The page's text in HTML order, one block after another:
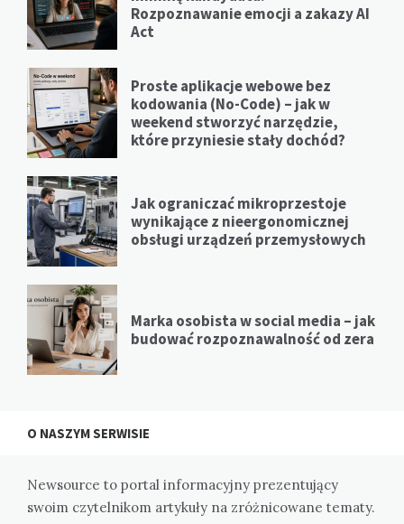
Rozpoznawanie emocji a zakazy AI
Act
Proste aplikacje webowe bez
kodowania (No-Code) – jak w
weekend stworzyć narzędzie,
które przyniesie stały dochód?
Jak ograniczać mikroprzestoje
wynikające z nieergonomicznej
obsługi urządzeń przemysłowych
Marka osobista w social media – jak
budować rozpoznawalność od zera
O NASZYM SERWISIE
Newsource to portal informacyjny prezentujący
swoim czytelnikom artykuły na zróżnicowane tematy.